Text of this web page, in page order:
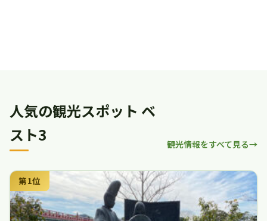
人気の観光スポット ベ
スト3
観光情報をすべて見る
第1位